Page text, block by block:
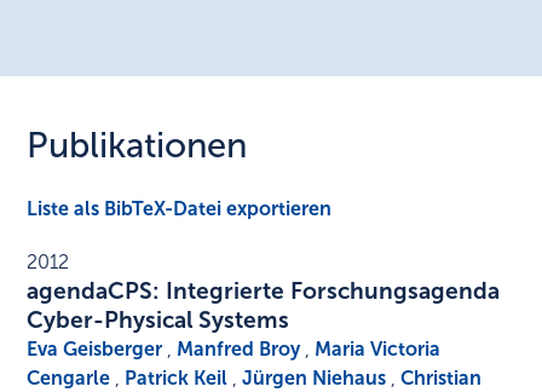
Publikationen
Liste als BibTeX-Datei exportieren
2012
agendaCPS: Integrierte Forschungsagenda
Cyber-Physical Systems
Eva Geisberger , Manfred Broy, Maria Victoria
Cengarle , Patrick Keil ,Jürgen Niehaus ,Christian